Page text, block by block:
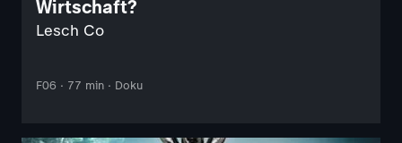
Wirtschaft?
Lesch Co
F06 · 77 min · Doku